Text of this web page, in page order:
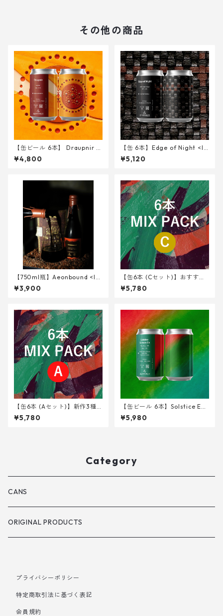
その他の商品
【缶ビール 6本】 Draupnir <
Märzen> 340ml
¥4,800
【缶 6本】Edge of Night <Iri
sh Export Stout> 340ml
¥5,120
【750ml瓶】Aeonbound <Im
perial Stout w/ Cacao husk,
KOKUTO>
¥3,900
【缶6本 (Cセット)】おすすめ
② 3種 <NHG,VIT7,BWM>
¥5,780
【缶6本 (Aセット)】新作3種 <
GERE,SEO,HKB>
¥5,780
【缶ビール 6本】Solstice Ech
oes on <West Coast IPA> 34
0ml
¥5,980
Category
CANS
ORIGINAL PRODUCTS
プライバシーポリシー
特定商取引法に基づく表記
会員規約